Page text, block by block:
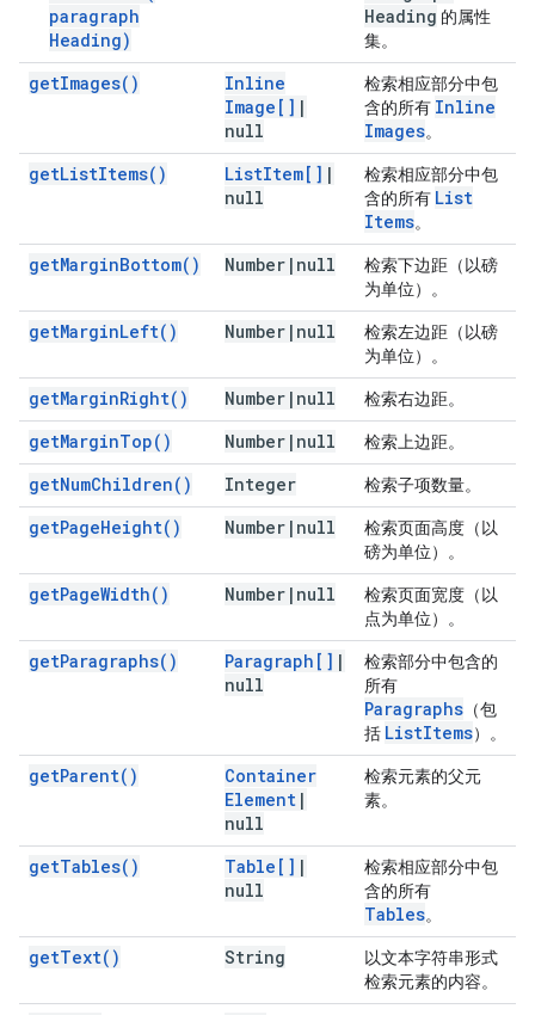
paragraph
Heading)
Heading 的属性
集。
getImages( )
Inline
Image[] |
null
检索相应部分中包
含的所有 Inline
Images。
getListItems( ) ListItem[] |
null
检索相应部分中包
含的所有 List
Items。
getMarginBottom( ) Number | null
检索下边距（以磅
为单位）。
getMarginLeft( ) Number | null
检索左边距（以磅
为单位）。
getMarginRight( ) Number | null 检索右边距。
getMarginTop( ) Number | null 检索上边距。
getNumChildren( ) Integer 检索子项数量。
getPageHeight( ) Number | null
检索页面高度（以
磅为单位）。
getPageWidth( ) Number | null
检索页面宽度（以
点为单位）。
getParagraphs( ) Paragraph[] |
null
检索部分中包含的
所有
Paragraphs （包
括 ListItems）。
getParent( )
Container
Element |
null
检索元素的父元
素。
getTables( ) Table[] |
null
检索相应部分中包
含的所有
Tables。
getText( ) String
以文本字符串形式
检索元素的内容。